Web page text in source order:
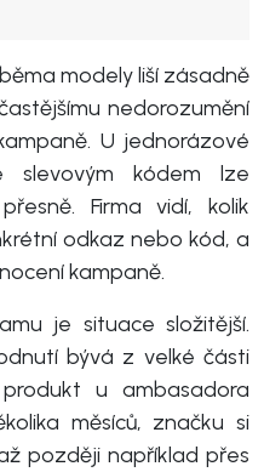
modely liší zásadně
nedorozumění
U jednorázové
slevovým kódem lze
Firma vidí, kolik
odkaz nebo kód, a
kampaně.
je situace složitější.
bývá z velké části
u ambasadora
měsíců, značku si
později například přes